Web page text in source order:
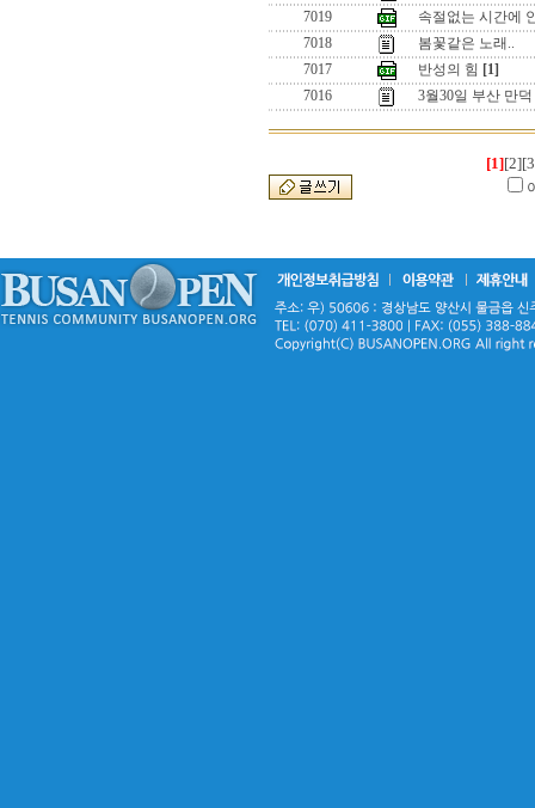
7019
속절없는 시간에
7018
봄꽃같은 노래..
7017
반성의 힘 [1]
7016
3월30일 부산 만
[1][2]